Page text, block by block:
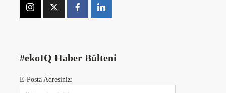
#ekoIQ Haber Bülteni
E-Posta Adresiniz: